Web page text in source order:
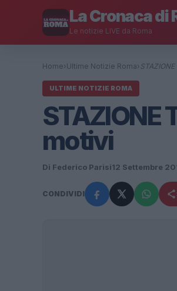
La Cronaca di
Le notizie LIVE da Roma
Home› Ultime Notizie Roma›
ULTIME NOTIZIE ROMA
STAZIONE
motivi
Di Federico Parisi12 Settembre
CONDIVIDI